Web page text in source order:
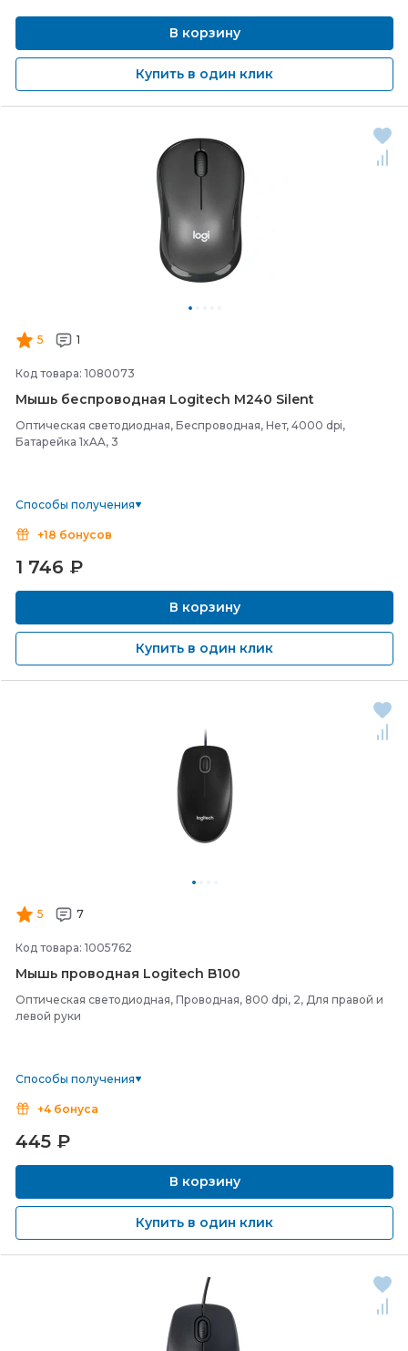
В корзину
Купить в один клик
5 1
Код товара: 1080073
Мышь беспроводная Logitech M240 Silent
Оптическая светодиодная, Беспроводная, Нет, 4000 dpi,
Батарейка 1xAA, 3
Способы получения
+18 бонусов
1 746 ₽
В корзину
Купить в один клик
5 7
Код товара: 1005762
Мышь проводная Logitech B100
Оптическая светодиодная, Проводная, 800 dpi, 2, Для правой и
левой руки
Способы получения
+4 бонуса
445 ₽
В корзину
Купить в один клик